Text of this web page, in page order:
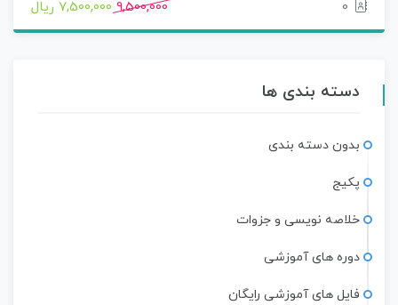
0
9,500,000 7,500,000 ریال
دسته بندی ها
بدون دسته بندی
پکیج
خلاصه نویسی و جزوات
دوره های آموزشی
فایل های آموزشی رایگان